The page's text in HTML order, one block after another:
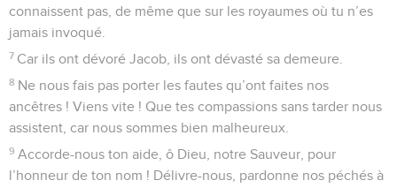
connaissent pas, de même que sur les royaumes où tu n’es
jamais invoqué.
7 Car ils ont dévoré Jacob, ils ont dévasté sa demeure.
8 Ne nous fais pas porter les fautes qu’ont faites nos
ancêtres ! Viens vite ! Que tes compassions sans tarder nous
assistent, car nous sommes bien malheureux.
9 Accorde-nous ton aide, ô Dieu, notre Sauveur, pour
l’honneur de ton nom ! Délivre-nous, pardonne nos péchés à